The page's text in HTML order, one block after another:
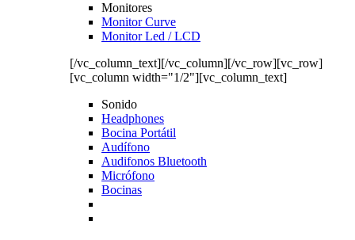
Monitores
Monitor Curve
Monitor Led / LCD
[/vc_column_text][/vc_column][/vc_row][vc_row]
[vc_column width="1/2"][vc_column_text]
Sonido
Headphones
Bocina Portátil
Audífono
Audifonos Bluetooth
Micrófono
Bocinas